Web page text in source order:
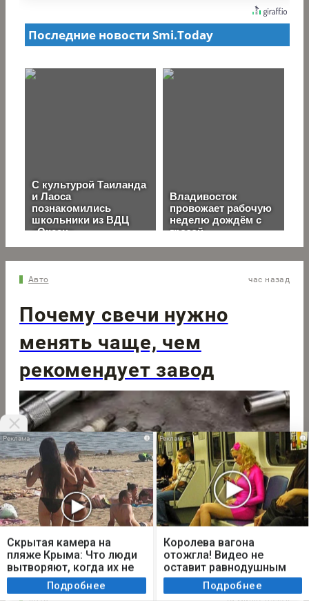
Авто час назад
Почему свечи нужно
менять чаще, чем
рекомендует завод
Мы используем cookie. Во время посещения сайта
вы соглашаетесь с тем, что мы обрабатываем
ваши персональные данные с использованием
метрик Яндекс Метрика, top.mail.ru, LiveInternet.
Я согласен
i
Скрытая камера на
пляже Крыма: Что люди
вытворяют, когда их не
видят...Подробнее
i
Королева вагона
отожгла! Видео не
оставит равнодушным
Подробнее